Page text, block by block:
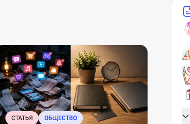
СТАТЬЯ ОБЩЕСТВО